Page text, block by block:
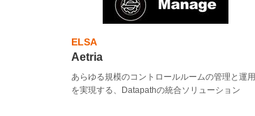
ELSA
Aetria
あらゆる規模のコントロールルームの管理と運用
を実現する、Datapathの統合ソリューション